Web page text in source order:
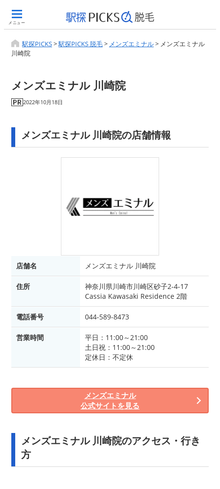
メニュー
駅探PICKS>駅探PICKS 脱毛> メンズエミナル> メンズエミナル
川崎院
メンズエミナル 川崎院
2022年10月18日
メンズエミナル 川崎院の店舗情報
店舗名 メンズエミナル 川崎院
住所
神奈川県川崎市川崎区砂子2-4-17
Cassia Kawasaki Residence 2階
電話番号 044-589-8473
営業時間
平日：11:00～21:00
土日祝：11:00～21:00
定休日：不定休
メンズエミナル
公式サイトを見る
メンズエミナル 川崎院のアクセス・行き
方